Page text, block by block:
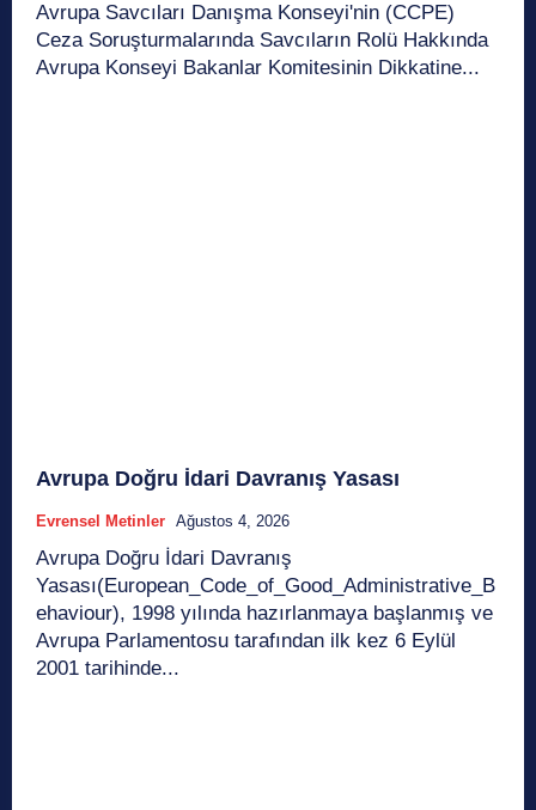
Avrupa Savcıları Danışma Konseyi'nin (CCPE)
Ceza Soruşturmalarında Savcıların Rolü Hakkında
Avrupa Konseyi Bakanlar Komitesinin Dikkatine...
Avrupa Doğru İdari Davranış Yasası
Evrensel Metinler Ağustos 4, 2026
Avrupa Doğru İdari Davranış
Yasası(European_Code_of_Good_Administrative_B
ehaviour), 1998 yılında hazırlanmaya başlanmış ve
Avrupa Parlamentosu tarafından ilk kez 6 Eylül
2001 tarihinde...